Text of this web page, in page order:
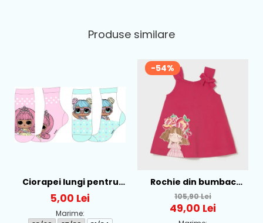
Produse similare
Ciorapei lungi pentru
fete cu personaj LOL -
52-34-315
5,00 Lei
Marime:
-54%
Rochie din bumbac
pentru fete Mayoral,
Rosu - 1930-069
105,90 Lei
49,00 Lei